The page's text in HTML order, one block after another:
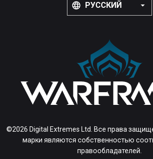
РУССКИЙ
©2026 Digital Extremes Ltd. Все права
марки являются собственностью
правообладателей.